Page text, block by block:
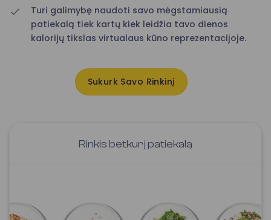
Turi galimybę naudoti savo mėgstamiausią
patiekalą tiek kartų kiek leidžia tavo dienos
kalorijų tikslas virtualaus kūno reprezentacijoje.
Sukurk Savo Rinkinį
Rinkis betkurį patiekalą